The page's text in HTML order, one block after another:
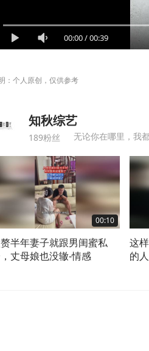
00:00/00:39
：个人原创，仅供参考
知秋综艺
189粉丝 无论你在哪里，我
00:10
半年妻子就跟男闺蜜私
丈母娘也没辙-情感
这
的人